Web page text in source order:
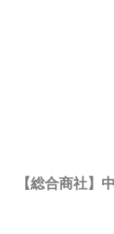
【総合商社】